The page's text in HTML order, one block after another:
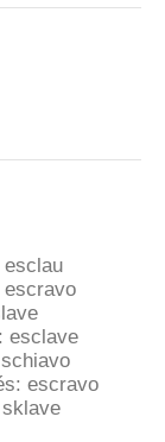
esclau
escravo
esclave
schiavo
escravo
sklave